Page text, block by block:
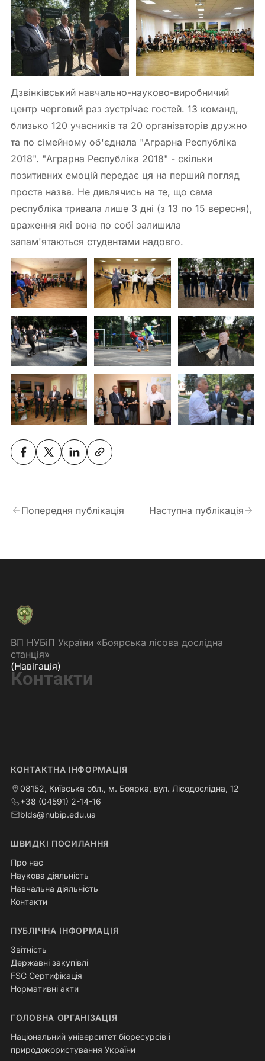
Дзвінківський навчально-науково-виробничий
центр черговий раз зустрічає гостей. 13 команд,
близько 120 учасників та 20 організаторів дружно
та по сімейному об'єднала "Аграрна Республіка
2018". "Аграрна Республіка 2018" - скільки
позитивних емоцій передає ця на перший погляд
проста назва. Не дивлячись на те, що сама
республіка тривала лише 3 дні (з 13 по 15 вересня),
враження які вона по собі залишила
запам'ятаються студентами надовго.
Попередня публікація Наступна публікація
ВП НУБіП України «Боярська лісова дослідна
станція»
(Навігація)
Контакти
КОНТАКТНА ІНФОРМАЦІЯ
08152, Київська обл., м. Боярка, вул. Лісодослідна, 12
+38 (04591) 2-14-16
blds@nubip.edu.ua
ШВИДКІ ПОСИЛАННЯ
Про нас
Наукова діяльність
Навчальна діяльність
Контакти
ПУБЛІЧНА ІНФОРМАЦІЯ
Звітність
Державні закупівлі
FSC Сертифікація
Нормативні акти
ГОЛОВНА ОРГАНІЗАЦІЯ
Національний університет біоресурсів і
природокористування України